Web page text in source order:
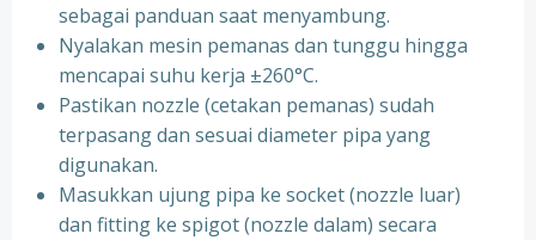
sebagai panduan saat menyambung.
Nyalakan mesin pemanas dan tunggu hingga
mencapai suhu kerja ±260°C.
Pastikan nozzle (cetakan pemanas) sudah
terpasang dan sesuai diameter pipa yang
digunakan.
Masukkan ujung pipa ke socket (nozzle luar)
dan fitting ke spigot (nozzle dalam) secara